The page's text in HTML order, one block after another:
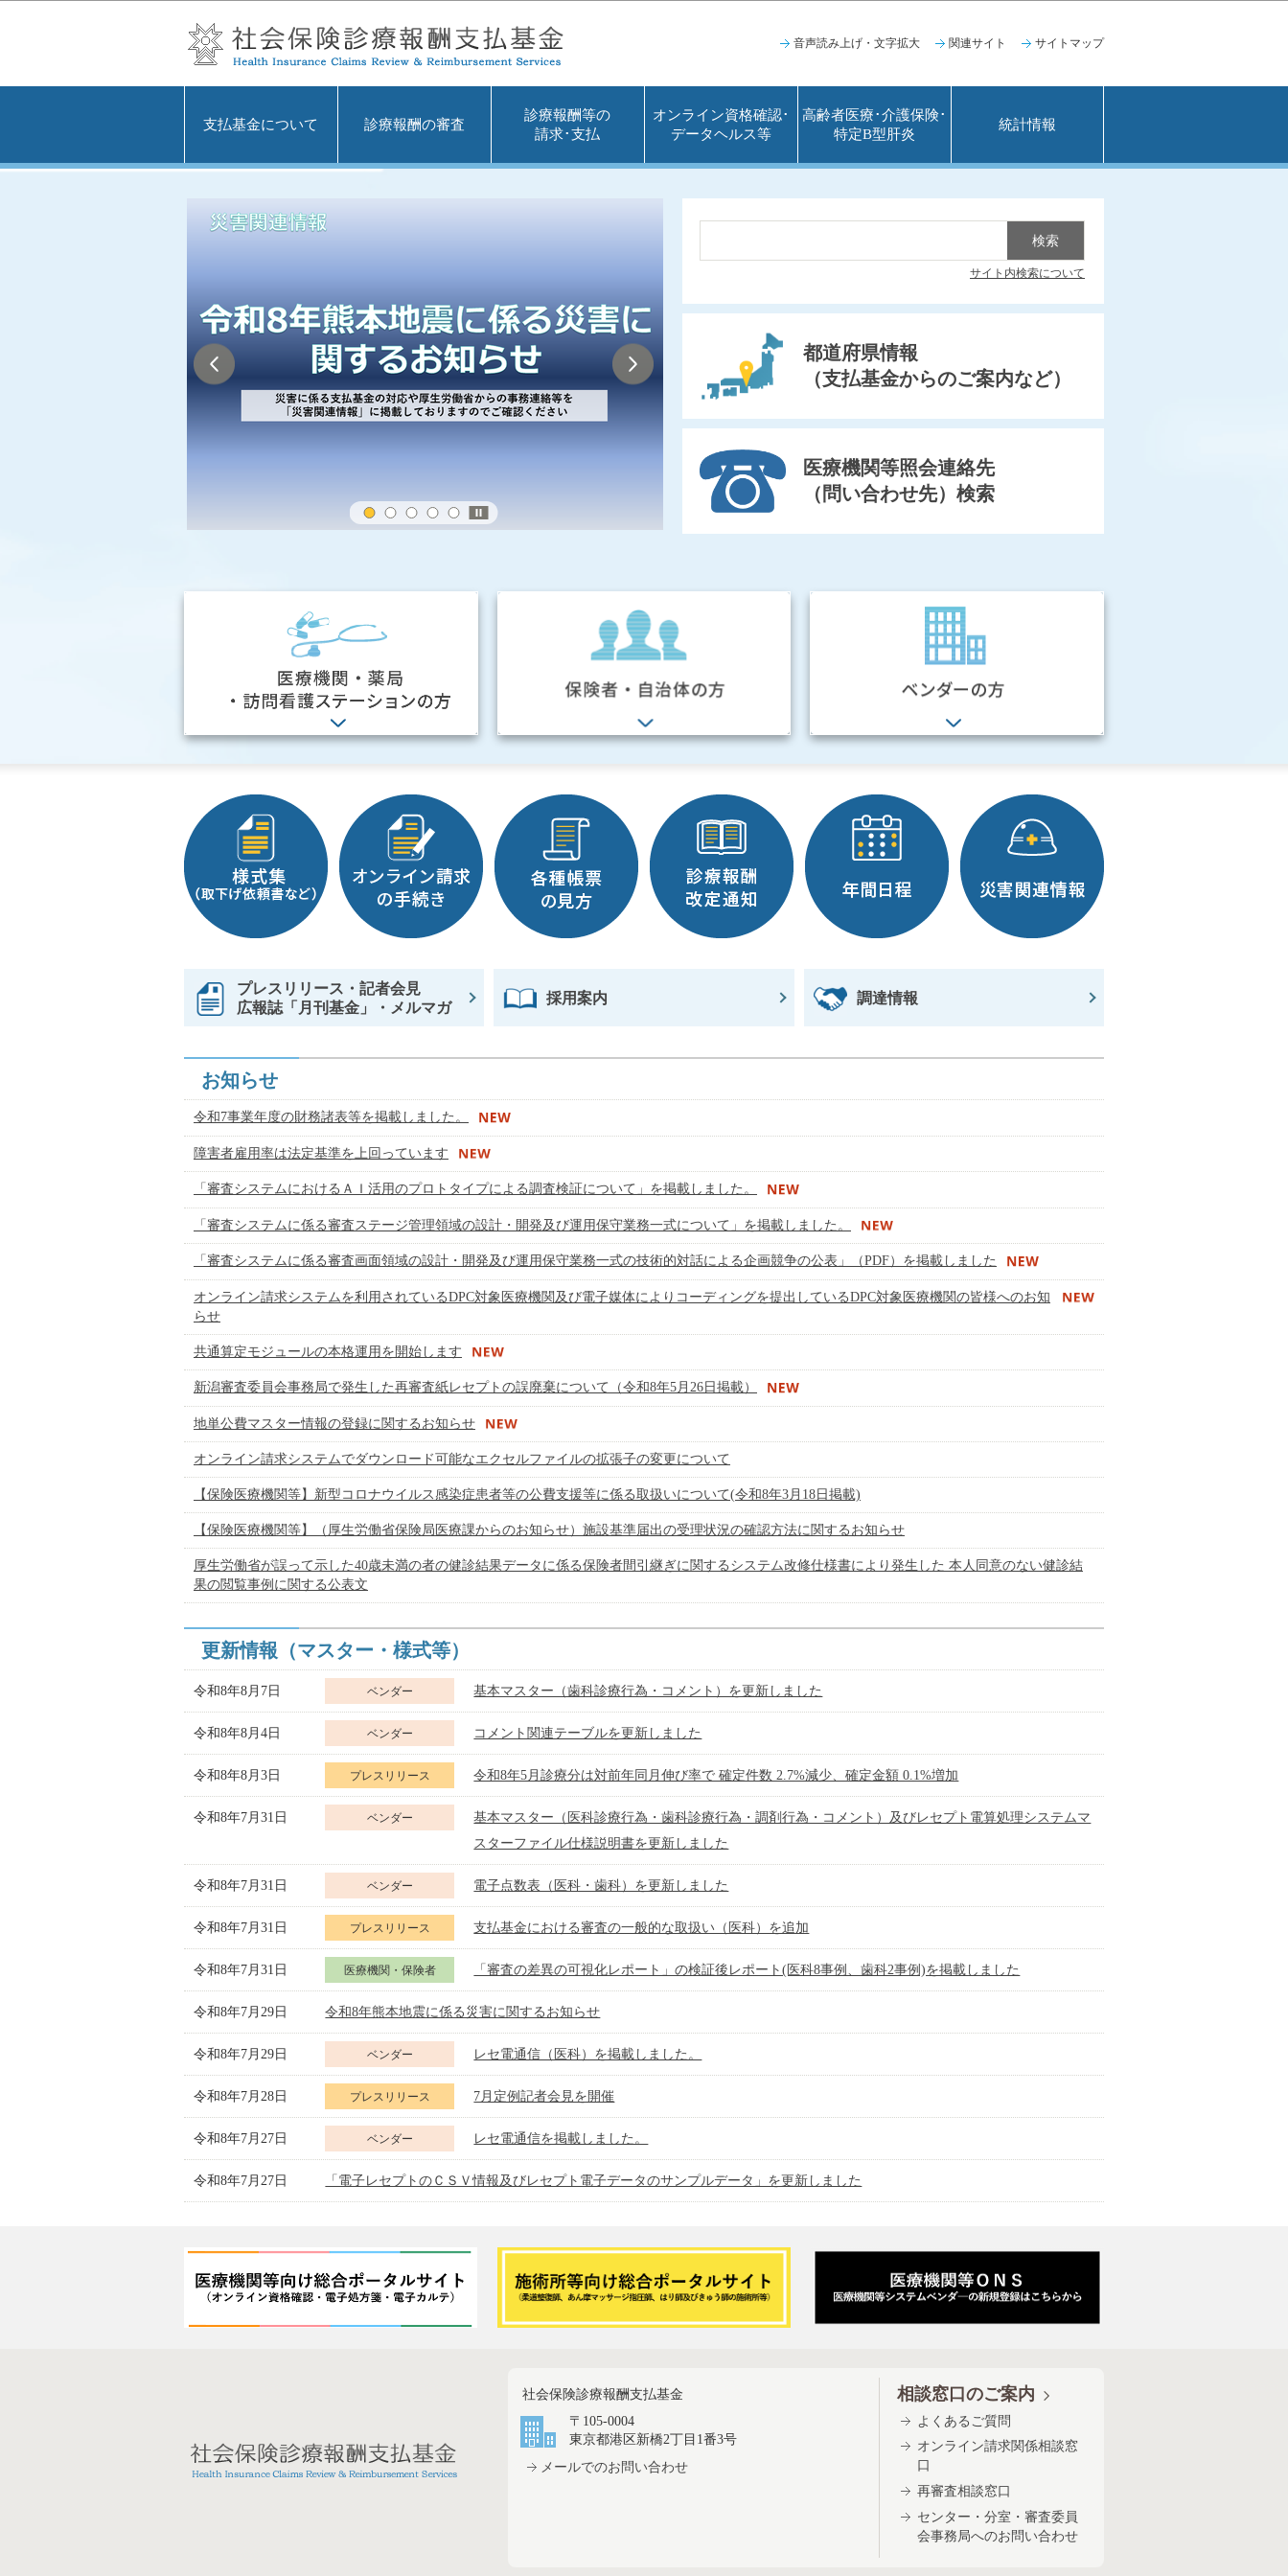
音声読み上げ・文字拡大 関連サイト サイトマップ
支払基金について 診療報酬の審査
診療報酬等の
請求･支払
オンライン資格確認･
データヘルス等
高齢者医療･介護保険･
特定B型肝炎
統計情報
サイト内検索について
都道府県情報
（支払基金からのご案内など）
医療機関等照会連絡先
（問い合わせ先）検索
プレスリリース・記者会見
広報誌「月刊基金」・メルマガ
採用案内 調達情報
お知らせ
令和7事業年度の財務諸表等を掲載しました。
障害者雇用率は法定基準を上回っています
「審査システムにおけるＡＩ活用のプロトタイプによる調査検証について」を掲載しました。
「審査システムに係る審査ステージ管理領域の設計・開発及び運用保守業務一式について」を掲載しました。
「審査システムに係る審査画面領域の設計・開発及び運用保守業務一式の技術的対話による企画競争の公表」（PDF）を掲載しました
オンライン請求システムを利用されているDPC対象医療機関及び電子媒体によりコーディングを提出しているDPC対象医療機関の皆様へのお知
らせ
共通算定モジュールの本格運用を開始します
新潟審査委員会事務局で発生した再審査紙レセプトの誤廃棄について（令和8年5月26日掲載）
地単公費マスター情報の登録に関するお知らせ
オンライン請求システムでダウンロード可能なエクセルファイルの拡張子の変更について
【保険医療機関等】新型コロナウイルス感染症患者等の公費支援等に係る取扱いについて(令和8年3月18日掲載)
【保険医療機関等】（厚生労働省保険局医療課からのお知らせ）施設基準届出の受理状況の確認方法に関するお知らせ
厚生労働省が誤って示した40歳未満の者の健診結果データに係る保険者間引継ぎに関するシステム改修仕様書により発生した 本人同意のない健診結
果の閲覧事例に関する公表文
更新情報（マスター・様式等）
令和8年8月7日 ベンダー 基本マスター（歯科診療行為・コメント）を更新しました
令和8年8月4日 ベンダー コメント関連テーブルを更新しました
令和8年8月3日 プレスリリース 令和8年5月診療分は対前年同月伸び率で 確定件数 2.7%減少、確定金額 0.1%増加
令和8年7月31日 ベンダー
基本マスター（医科診療行為・歯科診療行為・調剤行為・コメント）及びレセプト電算処理システムマ
スターファイル仕様説明書を更新しました
令和8年7月31日 ベンダー 電子点数表（医科・歯科）を更新しました
令和8年7月31日 プレスリリース 支払基金における審査の一般的な取扱い（医科）を追加
令和8年7月31日 医療機関・保険者 「審査の差異の可視化レポート」の検証後レポート(医科8事例、歯科2事例)を掲載しました
令和8年7月29日 令和8年熊本地震に係る災害に関するお知らせ
令和8年7月29日 ベンダー レセ電通信（医科）を掲載しました。
令和8年7月28日 プレスリリース 7月定例記者会見を開催
令和8年7月27日 ベンダー レセ電通信を掲載しました。
令和8年7月27日 「電子レセプトのＣＳＶ情報及びレセプト電子データのサンプルデータ」を更新しました
社会保険診療報酬支払基金
〒105-0004
東京都港区新橋2丁目1番3号
メールでのお問い合わせ
相談窓口のご案内
よくあるご質問
オンライン請求関係相談窓
口
再審査相談窓口
センター・分室・審査委員
会事務局へのお問い合わせ